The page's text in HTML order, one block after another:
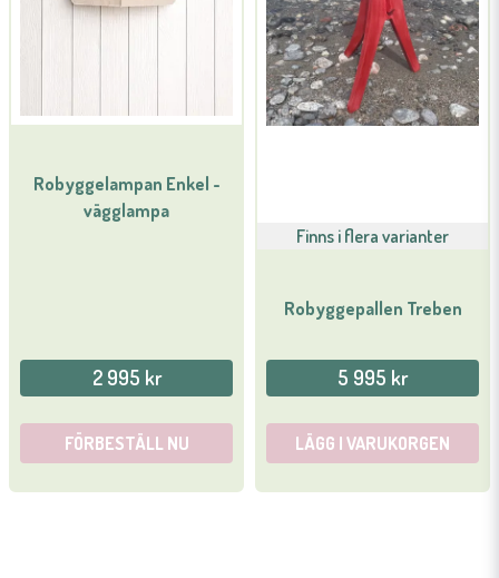
Robyggelampan Enkel -
vägglampa
2 995 kr
FÖRBESTÄLL NU
Finns i flera varianter
Robyggepallen Treben
5 995 kr
LÄGG I VARUKORGEN